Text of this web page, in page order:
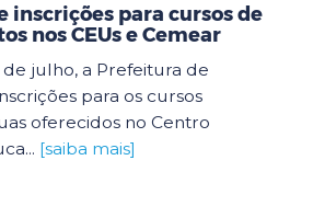
inscrições para cursos de
nos CEUs e Cemear
julho, a Prefeitura de
para os cursos
oferecidos no Centro
[saiba mais]